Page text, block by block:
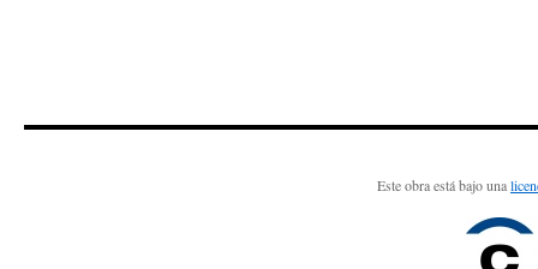
Este obra está bajo una